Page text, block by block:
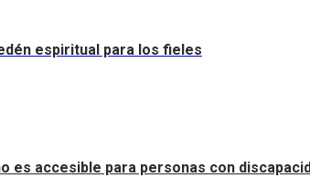
espiritual para los fieles
es accesible para personas con